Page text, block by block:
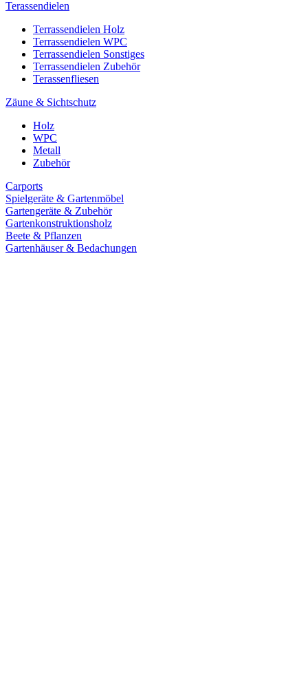
Terassendielen
Terrassendielen Holz
Terrassendielen WPC
Terrassendielen Sonstiges
Terrassendielen Zubehör
Terassenfliesen
Zäune & Sichtschutz
Holz
WPC
Metall
Zubehör
Carports
Spielgeräte & Gartenmöbel
Gartengeräte & Zubehör
Gartenkonstruktionsholz
Beete & Pflanzen
Gartenhäuser & Bedachungen